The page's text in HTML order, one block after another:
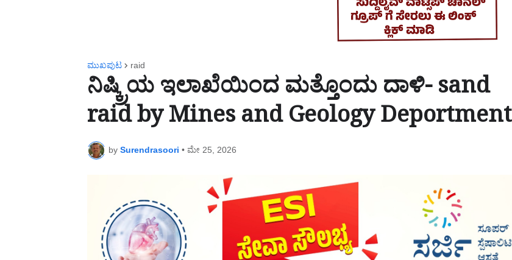
ಮುಖಪುಟ raid
ನಿಷ್ಕ್ರಿಯ ಇಲಾಖೆಯಿಂದ ಮತ್ತೊಂದು ದಾಳಿ- sand
raid by Mines and Geology Deportment
by Surendrasoori • ಮೇ 25, 2026